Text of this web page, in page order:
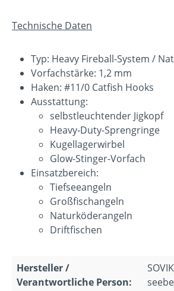
Technische Daten
Typ: Heavy Fireball-System /
Vorfachstärke: 1,2 mm
Haken: #11/0 Catfish Hooks
Ausstattung:
selbstleuchtender Jigkopf
Heavy-Duty-Sprengringe
Kugellagerwirbel
Glow-Stinger-Vorfach
Einsatzbereich:
Tiefseeangeln
Großfischangeln
Naturköderangeln
Driftfischen
Hersteller /
Verantwortliche Person: